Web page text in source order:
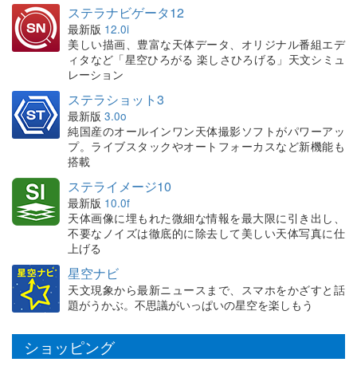
ステラナビゲータ12
最新版 12.0i
美しい描画、豊富な天体データ、オリジナル番組エデ
ィタなど「星空ひろがる 楽しさひろげる」天文シミュ
レーション
ステラショット3
最新版 3.0o
純国産のオールインワン天体撮影ソフトがパワーアッ
プ。ライブスタックやオートフォーカスなど新機能も
搭載
ステライメージ10
最新版 10.0f
天体画像に埋もれた微細な情報を最大限に引き出し、
不要なノイズは徹底的に除去して美しい天体写真に仕
上げる
星空ナビ
天文現象から最新ニュースまで、スマホをかざすと話
題がうかぶ。不思議がいっぱいの星空を楽しもう
ショッピング